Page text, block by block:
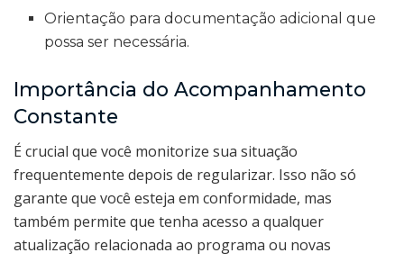
Orientação para documentação adicional que
possa ser necessária.
Importância do Acompanhamento
Constante
É crucial que você monitorize sua situação
frequentemente depois de regularizar. Isso não só
garante que você esteja em conformidade, mas
também permite que tenha acesso a qualquer
atualização relacionada ao programa ou novas